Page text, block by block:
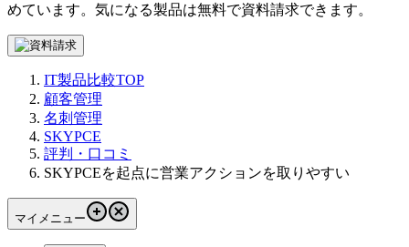
めています。気になる製品は無料で資料請求できます。
IT製品比較TOP
顧客管理
名刺管理
SKYPCE
評判・口コミ
SKYPCEを起点に営業アクションを取りやすい
マイメニュー